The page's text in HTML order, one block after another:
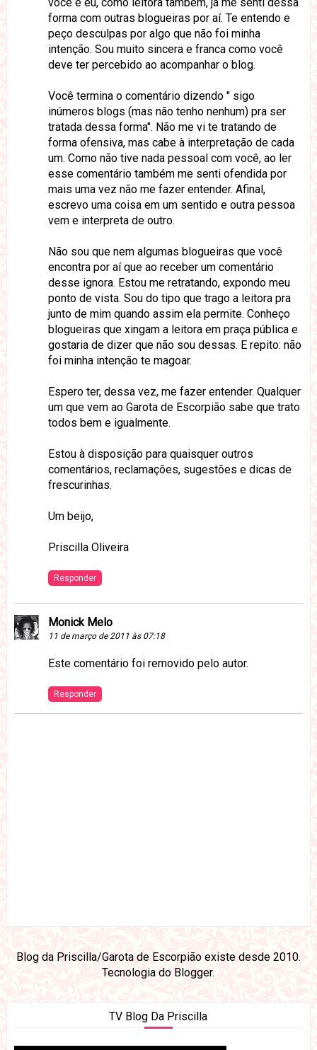
forma com outras blogueiras por aí. Te entendo e
peço desculpas por algo que não foi minha
intenção. Sou muito sincera e franca como você
deve ter percebido ao acompanhar o blog.
Você termina o comentário dizendo " sigo
inúmeros blogs (mas não tenho nenhum) pra ser
tratada dessa forma". Não me vi te tratando de
forma ofensiva, mas cabe à interpretação de cada
um. Como não tive nada pessoal com você, ao ler
esse comentário também me senti ofendida por
mais uma vez não me fazer entender. Afinal,
escrevo uma coisa em um sentido e outra pessoa
vem e interpreta de outro.
Não sou que nem algumas blogueiras que você
encontra por aí que ao receber um comentário
desse ignora. Estou me retratando, expondo meu
ponto de vista. Sou do tipo que trago a leitora pra
junto de mim quando assim ela permite. Conheço
blogueiras que xingam a leitora em praça pública e
gostaria de dizer que não sou dessas. E repito: não
foi minha intenção te magoar.
Espero ter, dessa vez, me fazer entender. Qualquer
um que vem ao Garota de Escorpião sabe que trato
todos bem e igualmente.
Estou à disposição para quaisquer outros
comentários, reclamações, sugestões e dicas de
frescurinhas.
Um beijo,
Priscilla Oliveira
Responder
Monick Melo
11 de março de 2011 às 07:18
Este comentário foi removido pelo autor.
Responder
Blog da Priscilla/Garota de Escorpião existe desde 2010.
Tecnologia do Blogger.
TV Blog Da Priscilla